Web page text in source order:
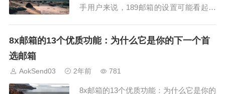
手用户来说，189邮箱的设置可能看起来
速上手是完全可以实现的。在本文中，我
的各项功能哦！1. 189邮箱怎么...
8x邮箱的13个优质功能：为什么它是你的下一个首
选邮箱
AokSend03 2年前 781
8x邮箱的13个优质功能：为什么它是你的